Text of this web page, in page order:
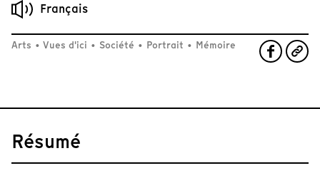
Français
Arts • Vues d'ici • Société • Portrait • Mémoire
Résumé